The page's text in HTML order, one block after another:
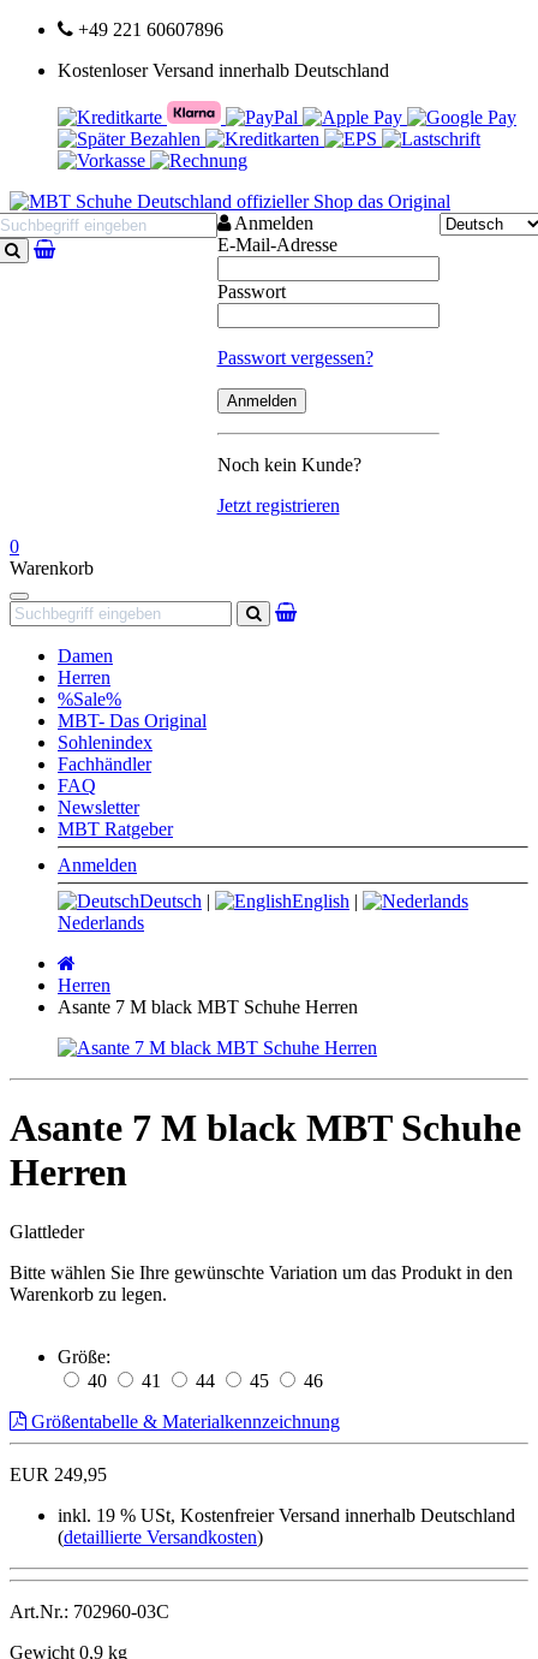
+49 221 60607896
Kostenloser Versand innerhalb Deutschland
Suchen
Anmelden
E-Mail-Adresse
Passwort
Passwort vergessen?
Noch kein Kunde?
Jetzt registrieren
0
Warenkorb
Navigation
Suchen
Damen
Herren
%Sale%
MBT- Das Original
Sohlenindex
Fachhändler
FAQ
Newsletter
MBT Ratgeber
Anmelden
Deutsch | English |
Nederlands
Herren
Asante 7 M black MBT Schuhe Herren
Asante 7 M black MBT Schuhe
Herren
Glattleder
Bitte wählen Sie Ihre gewünschte Variation um das Produkt in den
Warenkorb zu legen.
Größe:
40
41 44 45
46
Größentabelle & Materialkennzeichnung
EUR 249,95
inkl. 19 % USt, Kostenfreier Versand innerhalb Deutschland
(detaillierte Versandkosten)
Art.Nr.: 702960-03C
Gewicht 0,9 kg